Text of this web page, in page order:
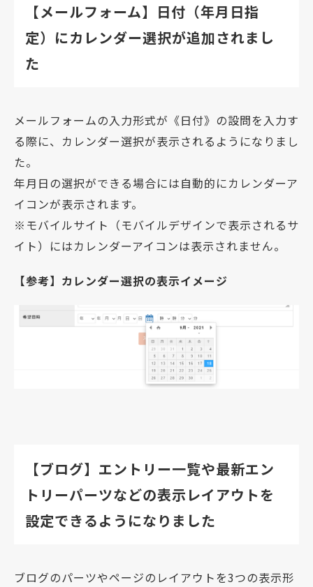
【メールフォーム】日付（年月日指
定）にカレンダー選択が追加されまし
た
メールフォームの入力形式が《日付》の設問を入力す
る際に、カレンダー選択が表示されるようになりまし
た。
年月日の選択ができる場合には自動的にカレンダーア
イコンが表示されます。
※モバイルサイト（モバイルデザインで表示されるサ
イト）にはカレンダーアイコンは表示されません。
【参考】カレンダー選択の表示イメージ
【ブログ】エントリー一覧や最新エン
トリーパーツなどの表示レイアウトを
設定できるようになりました
ブログのパーツやページのレイアウトを3つの表示形